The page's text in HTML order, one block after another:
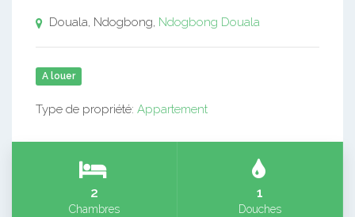
Douala, Ndogbong, Ndogbong Douala
A louer
Type de propriété: Appartement
2
Chambres
1
Douches